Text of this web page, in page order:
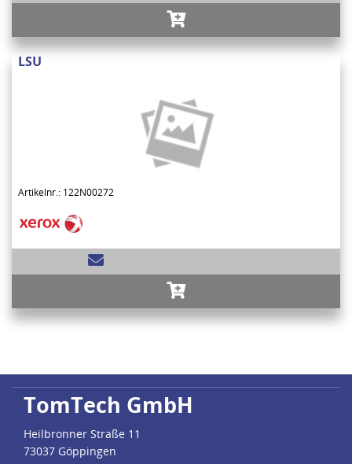
LSU
Artikelnr.: 122N00272
TomTech GmbH
Heilbronner Straße 11
73037 Göppingen